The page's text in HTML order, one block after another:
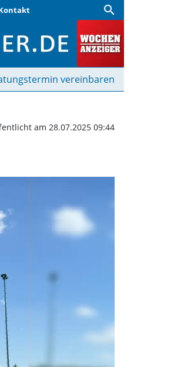
search
Weßling |
vereinbaren
am 28.07.2025 09:44